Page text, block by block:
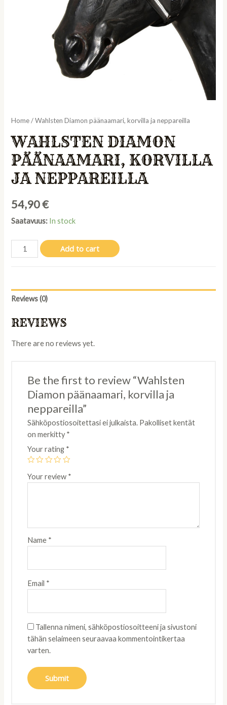
Home/ Wahlsten Diamon päänaamari, korvilla ja neppareilla
WAHLSTEN DIAMON
PÄÄNAAMARI, KORVILLA
JA NEPPAREILLA
54,90€
Saatavuus: In stock
Wahlsten
Diamon
ja
neppareilla
Add to cart
Reviews (0)
REVIEWS
There are no reviews yet.
Be the first to review “Wahlsten
Diamon päänaamari, korvilla ja
neppareilla”
Sähköpostiosoitettasi ei julkaista. Pakolliset kentät
on merkitty*
Your rating *
Your review *
Name *
Email *
Tallenna nimeni, sähköpostiosoitteeni ja sivustoni
tähän selaimeen seuraavaa kommentointikertaa
varten.